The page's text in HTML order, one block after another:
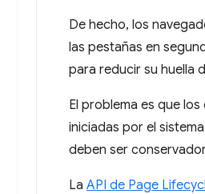
De hecho, los
las pestañas en
para reducir su huella
El problema es que
iniciadas por el
deben ser
La API de Page